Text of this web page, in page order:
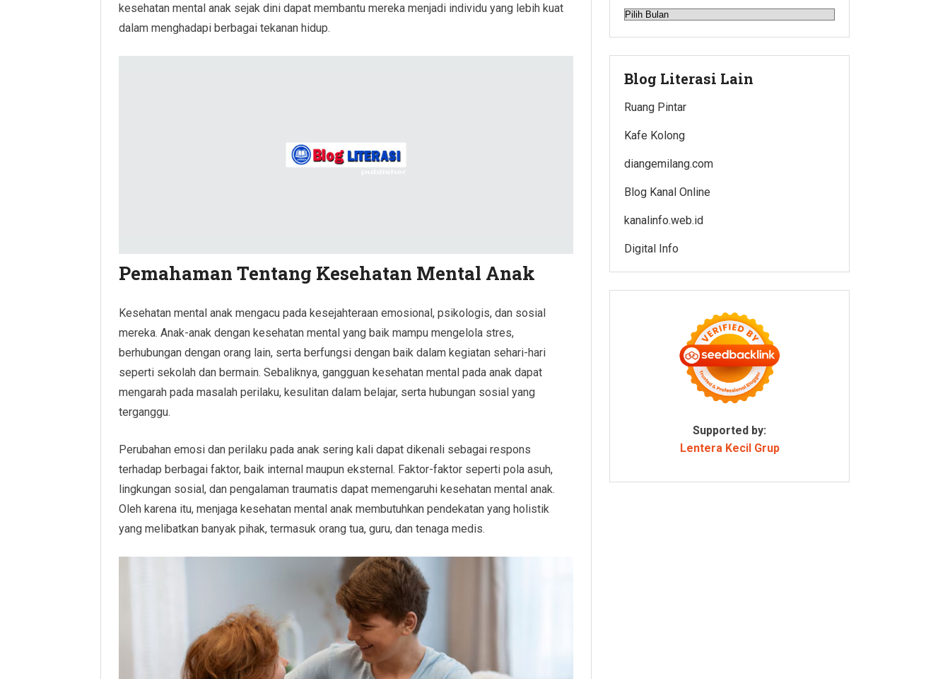
kesehatan mental anak sejak dini dapat membantu mereka menjadi individu yang lebih kuat
dalam menghadapi berbagai tekanan hidup.
Pemahaman Tentang Kesehatan Mental Anak
Kesehatan mental anak mengacu pada kesejahteraan emosional, psikologis, dan sosial
mereka. Anak-anak dengan kesehatan mental yang baik mampu mengelola stres,
berhubungan dengan orang lain, serta berfungsi dengan baik dalam kegiatan sehari-hari
seperti sekolah dan bermain. Sebaliknya, gangguan kesehatan mental pada anak dapat
mengarah pada masalah perilaku, kesulitan dalam belajar, serta hubungan sosial yang
terganggu.
Perubahan emosi dan perilaku pada anak sering kali dapat dikenali sebagai respons
terhadap berbagai faktor, baik internal maupun eksternal. Faktor-faktor seperti pola asuh,
lingkungan sosial, dan pengalaman traumatis dapat memengaruhi kesehatan mental anak.
Oleh karena itu, menjaga kesehatan mental anak membutuhkan pendekatan yang holistik
yang melibatkan banyak pihak, termasuk orang tua, guru, dan tenaga medis.
Arsip
Blog Literasi Lain
Ruang Pintar
Kafe Kolong
diangemilang.com
Blog Kanal Online
kanalinfo.web.id
Digital Info
Supported by:
Lentera Kecil Grup